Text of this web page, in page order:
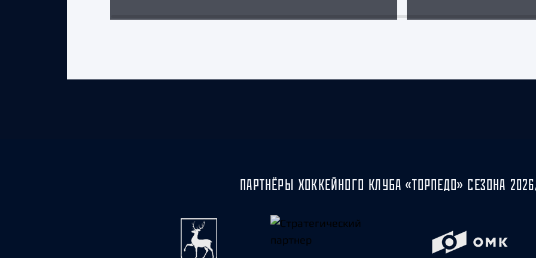
ПАРТНЁРЫ ХОККЕЙНОГО КЛУБА «ТОРПЕДО» СЕЗОНА